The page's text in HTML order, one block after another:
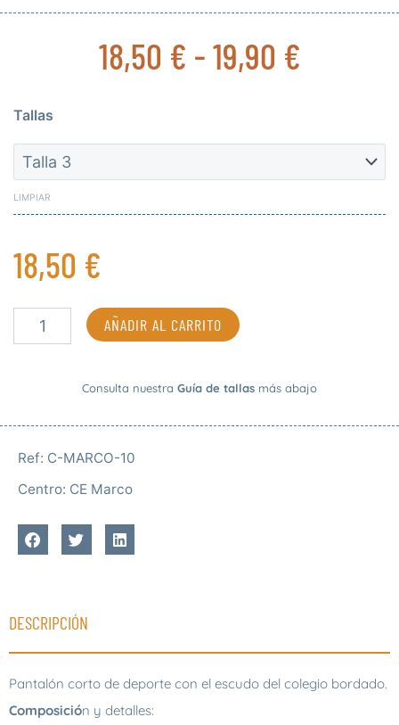
18,50 € -19,90 €
desde
18,50 €
hasta
Tallas
LIMPIAR
18,50 €
Pantalón
corto
deporte
cantidad
AÑADIR AL CARRITO
Consulta nuestra Guía de tallas más abajo
Ref: C-MARCO-10
Centro: CE Marco
DESCRIPCIÓN
Pantalón corto de deporte con el escudo del colegio bordado.
Composición y detalles: